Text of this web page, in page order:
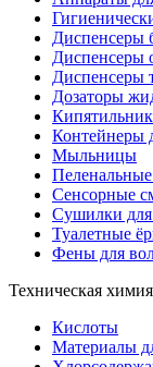
Диспенсеры
Диспенсеры
Диспенсеры
Дозаторы
Контейнеры
Мыльницы
Сенсорные
Сушилки
Туалетные
Фены для
Техническая химия
Кислоты
Материалы